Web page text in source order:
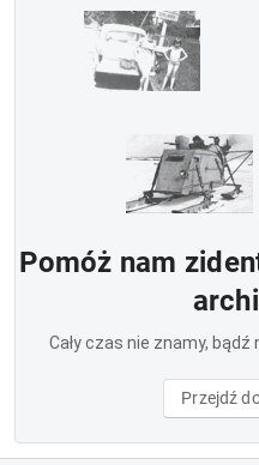
Pomóż nam
Cały czas nie znamy,
Przejdź